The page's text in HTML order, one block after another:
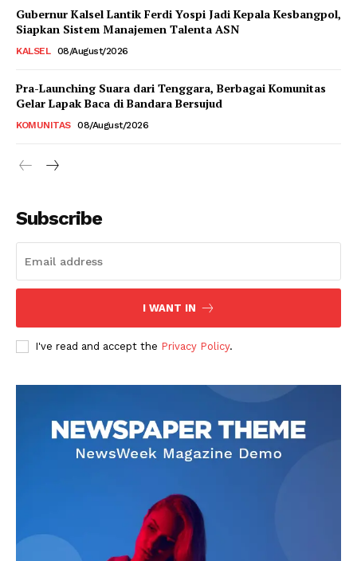
Gubernur Kalsel Lantik Ferdi Yospi Jadi Kepala Kesbangpol,
Siapkan Sistem Manajemen Talenta ASN
KALSEL 08/August/2026
Pra-Launching Suara dari Tenggara, Berbagai Komunitas
Gelar Lapak Baca di Bandara Bersujud
KOMUNITAS 08/August/2026
Subscribe
I WANT IN
I've read and accept the Privacy Policy.